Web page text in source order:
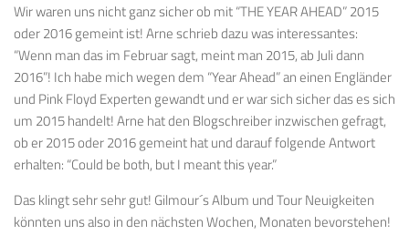
Wir waren uns nicht ganz sicher ob mit “THE YEAR AHEAD” 2015
oder 2016 gemeint ist! Arne schrieb dazu was interessantes:
“Wenn man das im Februar sagt, meint man 2015, ab Juli dann
2016”! Ich habe mich wegen dem “Year Ahead” an einen Engländer
und Pink Floyd Experten gewandt und er war sich sicher das es sich
um 2015 handelt! Arne hat den Blogschreiber inzwischen gefragt,
ob er 2015 oder 2016 gemeint hat und darauf folgende Antwort
erhalten: “Could be both, but I meant this year.”
Das klingt sehr sehr gut! Gilmour´s Album und Tour Neuigkeiten
könnten uns also in den nächsten Wochen, Monaten bevorstehen!